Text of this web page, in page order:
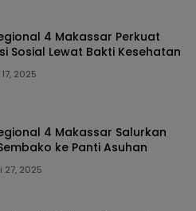
4 Makassar Perkuat
Sosial Lewat Bakti Kesehatan
2025
4 Makassar Salurkan
ke Panti Asuhan
27, 2025